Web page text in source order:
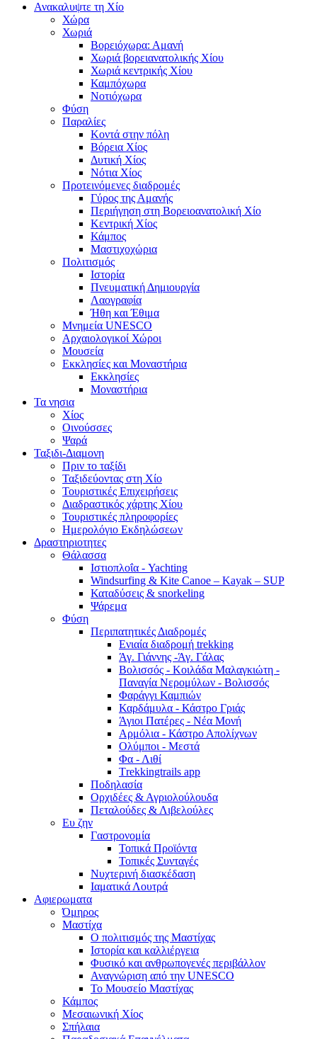
Ανακαλυψτε τη Χίο
Χώρα
Χωριά
Βορειόχωρα: Αμανή
Χωριά βορειανατολικής Χίου
Χωριά κεντρικής Χίου
Καμπόχωρα
Νοτιόχωρα
Φύση
Παραλίες
Κοντά στην πόλη
Βόρεια Χίος
Δυτική Χίος
Νότια Χίος
Προτεινόμενες διαδρομές
Γύρος της Αμανής
Περιήγηση στη Βορειοανατολική Χίο
Κεντρική Χίος
Κάμπος
Μαστιχοχώρια
Πολιτισμός
Ιστορία
Πνευματική Δημιουργία
Λαογραφία
Ήθη και Έθιμα
Μνημεία UNESCO
Αρχαιολογικοί Χώροι
Μουσεία
Εκκλησίες και Μοναστήρια
Εκκλησίες
Μοναστήρια
Τα νησια
Χίος
Οινούσσες
Ψαρά
Ταξιδι-Διαμονη
Πριν το ταξίδι
Ταξιδεύοντας στη Χίο
Τουριστικές Επιχειρήσεις
Διαδραστικός χάρτης Χίου
Τουριστικές πληροφορίες
Ημερολόγιο Εκδηλώσεων
Δραστηριοτητες
Θάλασσα
Ιστιοπλοΐα - Yachting
Windsurfing & Kite Canoe – Kayak – SUP
Καταδύσεις & snorkeling
Ψάρεμα
Φύση
Περιπατητικές Διαδρομές
Ενιαία διαδρομή trekking
Άγ. Γιάννης -Άγ. Γάλας
Βολισσός - Κοιλάδα Μαλαγκιώτη -
Παναγία Νερομύλων - Βολισσός
Φαράγγι Καμπιών
Καρδάμυλα - Κάστρο Γριάς
Άγιοι Πατέρες - Νέα Μονή
Αρμόλια - Κάστρο Απολίχνων
Ολύμποι - Μεστά
Φα - Λιθί
Τrekkingtrails app
Ποδηλασία
Ορχιδέες & Αγριολούλουδα
Πεταλούδες & Λιβελούλες
Ευ ζην
Γαστρονομία
Τοπικά Προϊόντα
Τοπικές Συνταγές
Νυχτερινή διασκέδαση
Ιαματικά Λουτρά
Αφιερωματα
Όμηρος
Μαστίχα
Ο πολιτισμός της Μαστίχας
Ιστορία και καλλιέργεια
Φυσικό και ανθρωπογενές περιβάλλον
Αναγνώριση από την UNESCO
Το Μουσείο Μαστίχας
Κάμπος
Μεσαιωνική Χίος
Σπήλαια